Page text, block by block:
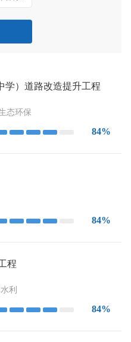
学）道路改造提升工程
态环保
84%
84%
程
利
84%